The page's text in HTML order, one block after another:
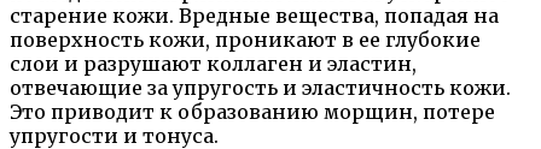
старение кожи. Вредные вещества, попадая на
поверхность кожи, проникают в ее глубокие
слои и разрушают коллаген и эластин,
отвечающие за упругость и эластичность кожи.
Это приводит к образованию морщин, потере
упругости и тонуса.